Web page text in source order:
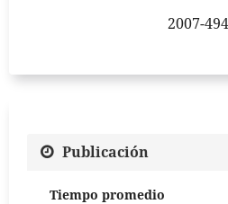
2007-
Publicación
Tiempo promedio